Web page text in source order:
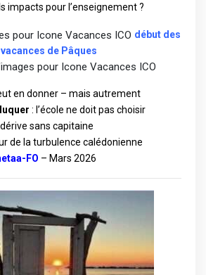
impacts pour l’enseignement ?
début des
vacances de Pâques
en donner – mais autrement
: l’école ne doit pas choisir
sans capitaine
de la turbulence calédonienne
FO – Mars 2026